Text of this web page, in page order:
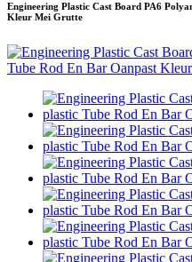
Engineering Plastic Cast Board PA6
Kleur Mei Grutte